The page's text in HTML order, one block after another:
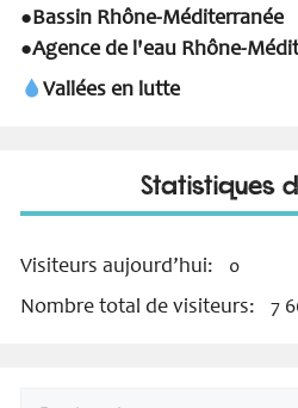
●Bassin Rhône-Méditerranée
●Agence de l'eau Rhône-
Vallées en lutte
Statistiques
Visiteurs aujourd’hui: 0
Nombre total de visiteurs: 7
Rechercher :